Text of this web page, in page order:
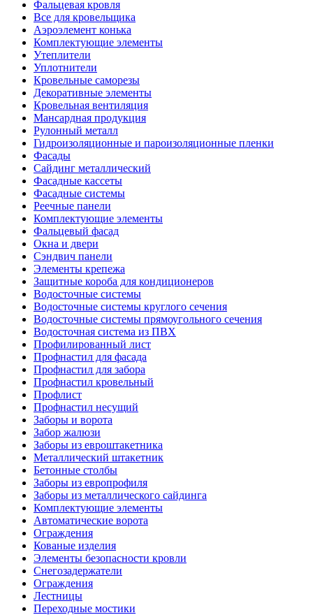
Фальцевая кровля
Все для кровельщика
Аэроэлемент конька
Комплектующие элементы
Утеплители
Уплотнители
Кровельные саморезы
Декоративные элементы
Кровельная вентиляция
Мансардная продукция
Рулонный металл
Гидроизоляционные и пароизоляционные пленки
Фасады
Сайдинг металлический
Фасадные кассеты
Фасадные системы
Реечные панели
Комплектующие элементы
Фальцевый фасад
Окна и двери
Сэндвич панели
Элементы крепежа
Защитные короба для кондиционеров
Водосточные системы
Водосточные системы круглого сечения
Водосточные системы прямоугольного сечения
Водосточная система из ПВХ
Профилированный лист
Профнастил для фасада
Профнастил для забора
Профнастил кровельный
Профлист
Профнастил несущий
Заборы и ворота
Забор жалюзи
Заборы из евроштакетника
Металлический штакетник
Бетонные столбы
Заборы из европрофиля
Заборы из металлического сайдинга
Комплектующие элементы
Автоматические ворота
Ограждения
Кованые изделия
Элементы безопасности кровли
Снегозадержатели
Ограждения
Лестницы
Переходные мостики